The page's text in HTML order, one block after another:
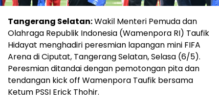
Tangerang Selatan:Wakil Menteri Pemuda dan
Olahraga Republik Indonesia (Wamenpora RI) Taufik
Hidayat menghadiri peresmian lapangan mini FIFA
Arena di Ciputat, Tangerang Selatan, Selasa (6/5).
Peresmian ditandai dengan pemotongan pita dan
tendangan kick off Wamenpora Taufik bersama
Ketum PSSI Erick Thohir.